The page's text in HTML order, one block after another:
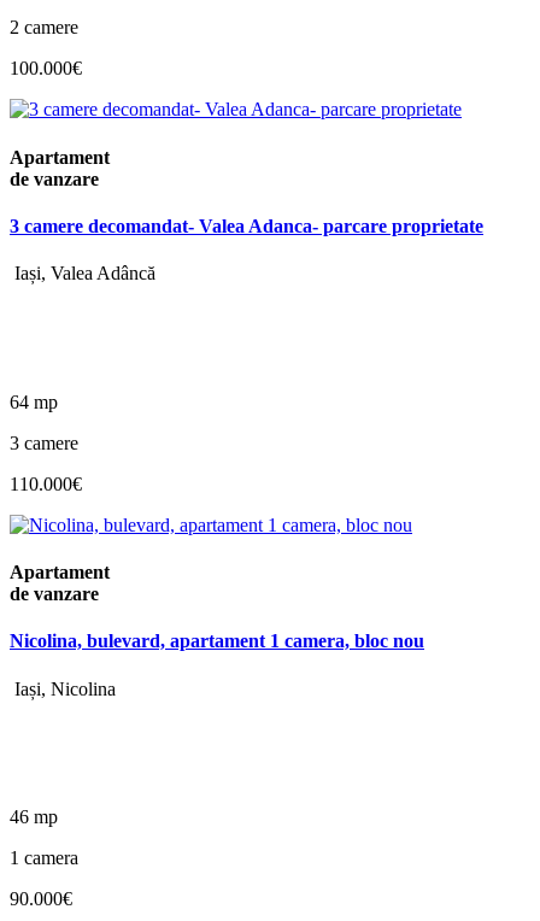
2 camere
100.000€
Apartament
de vanzare
3 camere decomandat- Valea Adanca- parcare proprietate
Iași, Valea Adâncă
64 mp
3 camere
110.000€
Apartament
de vanzare
Nicolina, bulevard, apartament 1 camera, bloc nou
Iași, Nicolina
46 mp
1 camera
90.000€